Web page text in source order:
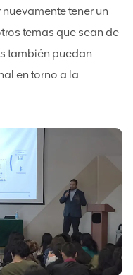
tener un
temas que sean de
también puedan
en torno a la